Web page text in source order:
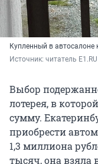
Купленный в
Источник: читатель E1.RU
Выбор
лотерея, в
сумму.
приобрести
1,3 миллиона
тысяч, она взяла